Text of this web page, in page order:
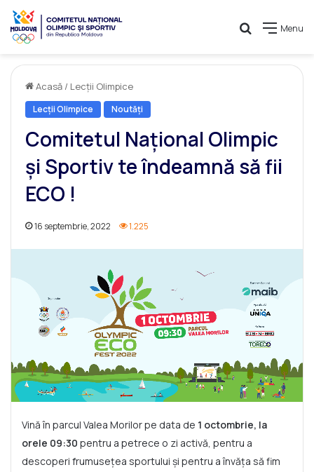
Menu
Caută
Acasă / Lecții Olimpice
Lecții Olimpice Noutăți
Comitetul Național Olimpic
și Sportiv te îndeamnă să fii
ECO !
16 septembrie, 2022 1.225
Vină în parcul Valea Morilor pe data de 1 octombrie, la
orele 09:30 pentru a petrece o zi activă, pentru a
descoperi frumusețea sportului și pentru a învăța să fim